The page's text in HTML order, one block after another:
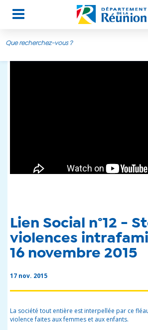
Lien Social n°12 -
violences
16 novembre 2015
17 nov. 2015
La société tout entière est interpellée par ce
violence faites aux femmes et aux enfants.